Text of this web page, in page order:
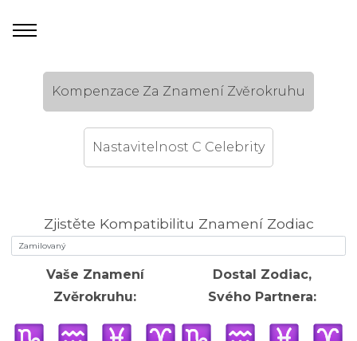
Kompenzace Za Znamení Zvěrokruhu
Nastavitelnost C Celebrity
Zjistěte Kompatibilitu Znamení Zodiac
Vaše Znamení
Zvěrokruhu:
Dostal Zodiac,
Svého Partnera: